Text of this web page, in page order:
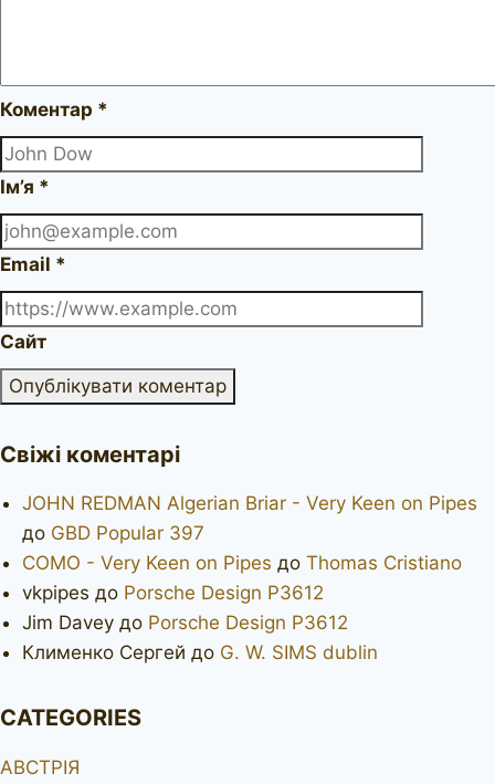
Коментар *
Ім’я *
Email *
Сайт
Свіжі коментарі
JOHN REDMAN Algerian Briar - Very Keen on Pipes
до GBD Popular 397
COMO - Very Keen on Pipes до Thomas Cristiano
vkpipes до Porsche Design P3612
Jim Davey до Porsche Design P3612
Клименко Сергей до G. W. SIMS dublin
CATEGORIES
АВСТРІЯ